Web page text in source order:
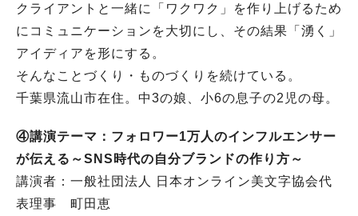
クライアントと一緒に「ワクワク」を作り上げるため
にコミュニケーションを大切にし、その結果「湧く」
アイディアを形にする。
そんなことづくり・ものづくりを続けている。
千葉県流山市在住。中3の娘、小6の息子の2児の母。
④講演テーマ：フォロワー1万人のインフルエンサー
が伝える～SNS時代の自分ブランドの作り方～
講演者：一般社団法人 日本オンライン美文字協会代
表理事 町田恵